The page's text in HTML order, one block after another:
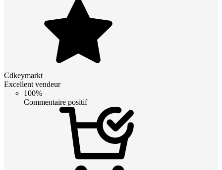
Cdkeymarkt
Excellent vendeur
100%
Commentaire positif